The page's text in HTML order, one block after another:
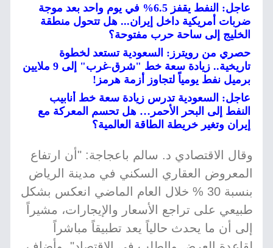
عاجل: النفط يقفز 6.5% في يوم واحد بعد موجة
ضربات أمريكية داخل إيران... هل تتحول منطقة
الخليج إلى ساحة حرب مفتوحة؟
حصري من رويترز: السعودية تستعد لخطوة
تاريخية.. زيادة سعة خط "شرق-غرب" إلى 9 ملايين
برميل نفط يومياً لتجاوز أزمة هرمز!
عاجل: السعودية تدرس زيادة سعة خط أنابيب
النفط إلى البحر الأحمر… هل تحسم المعركة مع
إيران وتغير خريطة الطاقة العالمية؟
وقال الاقتصادي د. سالم باعجاجة: "أن ارتفاع
المعروض العقاري السكني في مدينة الرياض
بنسبة 30 % خلال العام الماضي انعكس بشكل
طبيعي على تراجع الأسعار والإيجارات، مشيراً
إلى أن ما يحدث حالياً يعد تطبيقاً مباشراً